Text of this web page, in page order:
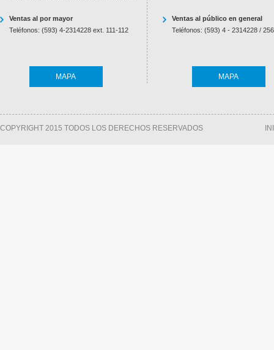
Ventas al por mayor
Teléfonos: (593) 4-2314228 ext. 111-112
MAPA
Ventas al público en general
Teléfonos: (593) 4 - 2314228 /
MAPA
COPYRIGHT 2015 TODOS LOS DERECHOS RESERVADOS